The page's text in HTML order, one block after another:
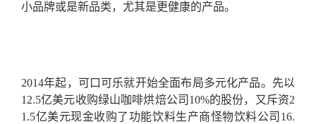
小品牌或是新品类，尤其是更健康的产品。
2014年起，可口可乐就开始全面布局多元化产品。先以
12.5亿美元收购绿山咖啡烘焙公司10%的股份，又斥资2
1.5亿美元现金收购了功能饮料生产商怪物饮料公司16.